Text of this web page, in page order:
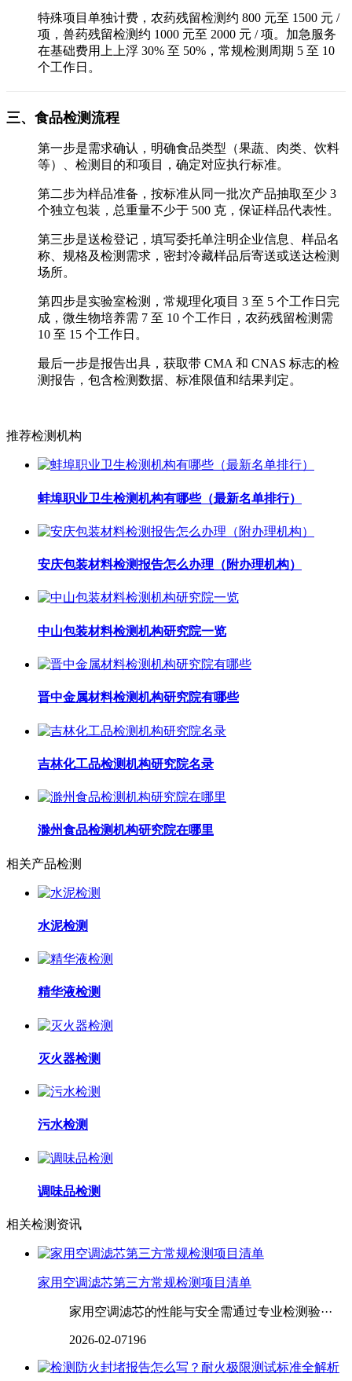
特殊项目单独计费，农药残留检测约 800 元至 1500 元 /
项，兽药残留检测约 1000 元至 2000 元 / 项。加急服务
在基础费用上上浮 30% 至 50%，常规检测周期 5 至 10
个工作日。
三、食品检测流程
第一步是需求确认，明确食品类型（果蔬、肉类、饮料
等）、检测目的和项目，确定对应执行标准。
第二步为样品准备，按标准从同一批次产品抽取至少 3
个独立包装，总重量不少于 500 克，保证样品代表性。
第三步是送检登记，填写委托单注明企业信息、样品名
称、规格及检测需求，密封冷藏样品后寄送或送达检测
场所。
第四步是实验室检测，常规理化项目 3 至 5 个工作日完
成，微生物培养需 7 至 10 个工作日，农药残留检测需
10 至 15 个工作日。
最后一步是报告出具，获取带 CMA 和 CNAS 标志的检
测报告，包含检测数据、标准限值和结果判定。
推荐检测机构
蚌埠职业卫生检测机构有哪些（最新名单排行）
安庆包装材料检测报告怎么办理（附办理机构）
中山包装材料检测机构研究院一览
晋中金属材料检测机构研究院有哪些
吉林化工品检测机构研究院名录
滁州食品检测机构研究院在哪里
相关产品检测
水泥检测
精华液检测
灭火器检测
污水检测
调味品检测
相关检测资讯
家用空调滤芯第三方常规检测项目清单
家用空调滤芯的性能与安全需通过专业检测验···
2026-02-07196